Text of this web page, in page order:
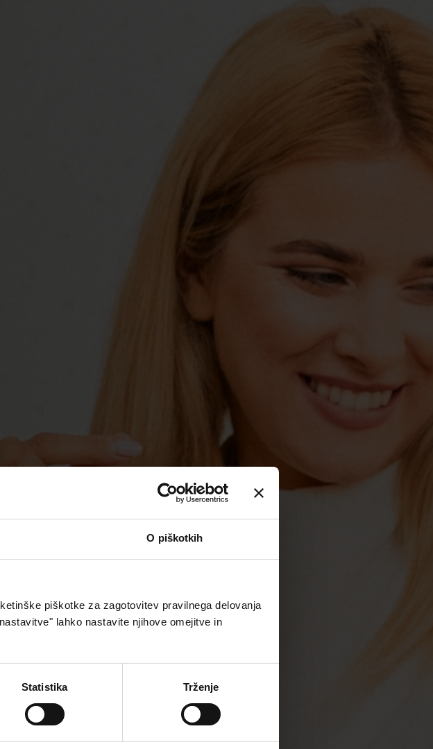
O piškotkih
piškotke za zagotovitev pravilnega delovanja
lahko nastavite njihove omejitve in
Statistika Trženje